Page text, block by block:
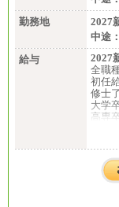
勤務地
2027
中途：
給与
2027
全職
初任
修士
大学
高専
短大
※試
※博
験・